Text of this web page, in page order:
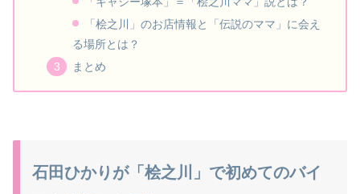
「桧之川」のお店情報と「伝説のママ」に会え
る場所とは？
まとめ
石田ひかりが「桧之川」で初めてのバイ